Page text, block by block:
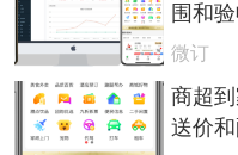
围和
微订
商超
送价